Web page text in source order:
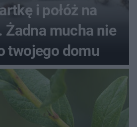
i połóż na
Żadna mucha nie
twojego domu